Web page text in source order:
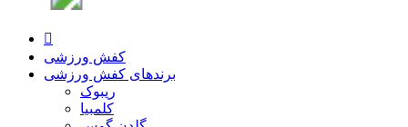
کفش ورزشی
برندهای کفش ورزشی
ریبوک
کلمبیا